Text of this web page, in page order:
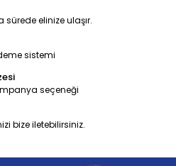
sürede elinize ulaşır.
sistemi
seçeneği
bize iletebilirsiniz.